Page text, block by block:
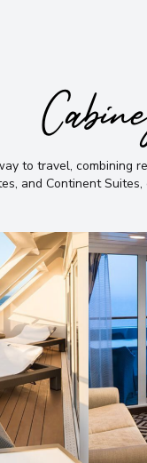
to travel, combining
and Continent